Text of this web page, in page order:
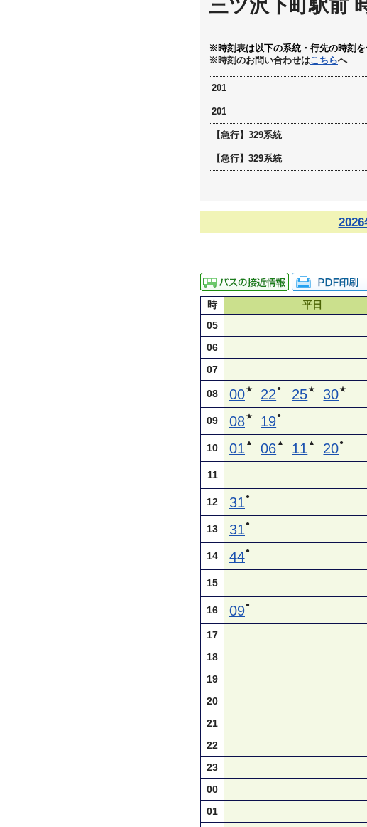
三ツ沢下町駅前
※時刻表は以下の系統・行先の時刻
※時刻のお問い合わせはこちらへ
201
201
【急行】329系統
【急行】329系統
時 平日
05
06
07
08 00★ 22 ● 25★ 30★
09 08★ 19●
10 01 ▲ 06 ▲ 11 ▲ 20●
11
12 31 ●
13 31 ●
14 44●
15
16 09●
17
18
19
20
21
22
23
00
01